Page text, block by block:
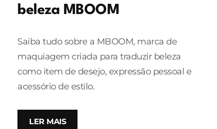
beleza MBOOM
Saiba tudo sobre a MBOOM, marca de
maquiagem criada para traduzir beleza
como item de desejo, expressão pessoal e
acessório de estilo.
LER MAIS